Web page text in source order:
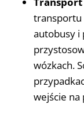
transportu
autobusy i
wózkach.
wejście na